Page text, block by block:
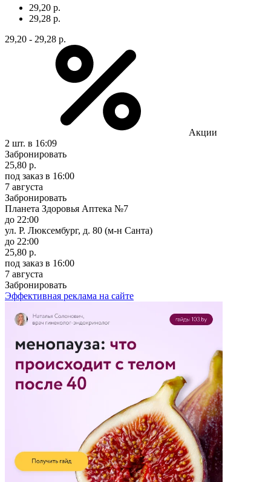
29,20 р.
29,28 р.
29,20 - 29,28 р.
Акции
2 шт. в 16:09
Забронировать
25,80 р.
под заказ в 16:00
7 августа
Забронировать
Планета Здоровья Аптека №7
до 22:00
ул. Р. Люксембург, д. 80 (м-н Санта)
до 22:00
25,80 р.
под заказ в 16:00
7 августа
Забронировать
Эффективная реклама на сайте